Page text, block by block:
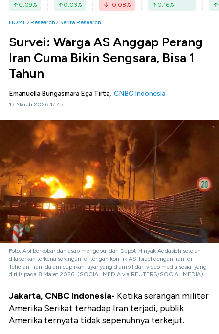
0.09% 0.03% -0.08% 0.16%
HOME Research Berita Research
Survei: Warga AS Anggap Perang
Iran Cuma Bikin Sengsara, Bisa 1
Tahun
Emanuella Bungasmara Ega Tirta, CNBC Indonesia
13 March 2026 17:45
Foto: Api berkobar dan asap mengepul dari Depot Minyak Aqdasieh setelah
dilaporkan terkena serangan, di tengah konflik AS-Israel dengan Iran, di
Teheran, Iran, dalam cuplikan layar yang diambil dari video media sosial yang
dirilis pada 8 Maret 2026. (SOCIAL MEDIA via REUTERS/SOCIAL MEDIA)
Jakarta, CNBC Indonesia- Ketika serangan militer
Amerika Serikat terhadap Iran terjadi, publik
Amerika ternyata tidak sepenuhnya terkejut.